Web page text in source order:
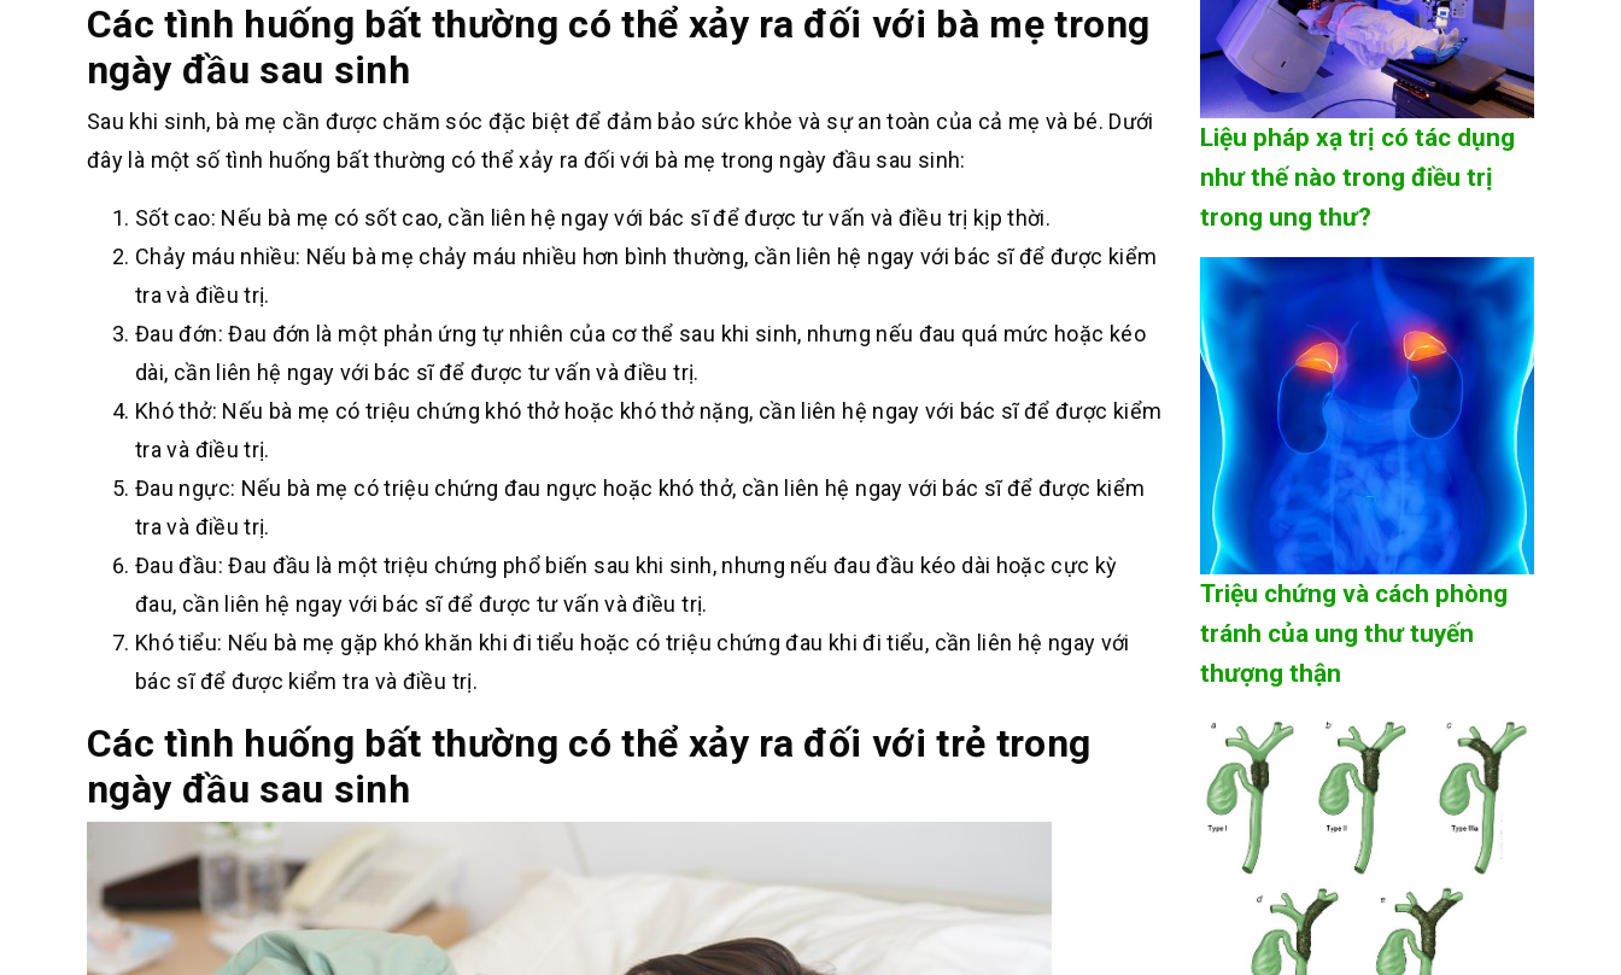
Các tình huống bất thường có thể xảy ra đối với bà mẹ trong
ngày đầu sau sinh
Sau khi sinh, bà mẹ cần được chăm sóc đặc biệt để đảm bảo sức khỏe và sự an toàn của cả mẹ và bé. Dưới
đây là một số tình huống bất thường có thể xảy ra đối với bà mẹ trong ngày đầu sau sinh:
Sốt cao: Nếu bà mẹ có sốt cao, cần liên hệ ngay với bác sĩ để được tư vấn và điều trị kịp thời.
Chảy máu nhiều: Nếu bà mẹ chảy máu nhiều hơn bình thường, cần liên hệ ngay với bác sĩ để được kiểm
tra và điều trị.
Đau đớn: Đau đớn là một phản ứng tự nhiên của cơ thể sau khi sinh, nhưng nếu đau quá mức hoặc kéo
dài, cần liên hệ ngay với bác sĩ để được tư vấn và điều trị.
Khó thở: Nếu bà mẹ có triệu chứng khó thở hoặc khó thở nặng, cần liên hệ ngay với bác sĩ để được kiểm
tra và điều trị.
Đau ngực: Nếu bà mẹ có triệu chứng đau ngực hoặc khó thở, cần liên hệ ngay với bác sĩ để được kiểm
tra và điều trị.
Đau đầu: Đau đầu là một triệu chứng phổ biến sau khi sinh, nhưng nếu đau đầu kéo dài hoặc cực kỳ
đau, cần liên hệ ngay với bác sĩ để được tư vấn và điều trị.
Khó tiểu: Nếu bà mẹ gặp khó khăn khi đi tiểu hoặc có triệu chứng đau khi đi tiểu, cần liên hệ ngay với
bác sĩ để được kiểm tra và điều trị.
Các tình huống bất thường có thể xảy ra đối với trẻ trong
ngày đầu sau sinh
Liệu pháp xạ trị có tác dụng
như thế nào trong điều trị
trong ung thư?
Triệu chứng và cách phòng
tránh của ung thư tuyến
thượng thận